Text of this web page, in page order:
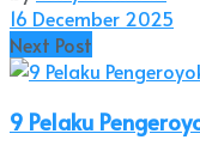
16 December 2025
Next Post
9 Pelaku